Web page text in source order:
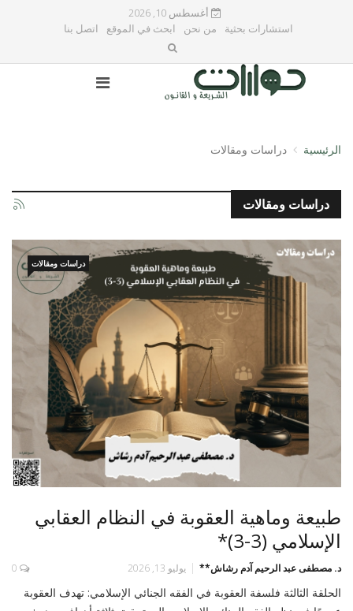
أغسطس 10, 2026
استشارات بحثية
من نحن ابحث في الموقع اتصل بنا
الرئيسية دراسات ومقالات
دراسات ومقالات
دراسات ومقالات
طبيعة وماهية العقوبة في النظام العقابي
الإسلامي (3-3)*
د. مصطفى عبد الرحيم آدم رشاش** يوليو 13, 2026 0
الحلقة الثالثة فلسفة العقوبة في الفقه الجنائي الإسلامي: تهدف العقوبة